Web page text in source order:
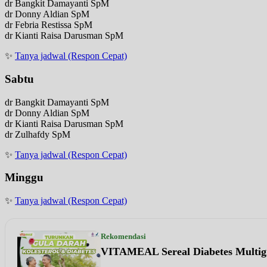
dr Bangkit Damayanti SpM
dr Donny Aldian SpM
dr Febria Restissa SpM
dr Kianti Raisa Darusman SpM
✨ Tanya jadwal (Respon Cepat)
Sabtu
dr Bangkit Damayanti SpM
dr Donny Aldian SpM
dr Kianti Raisa Darusman SpM
dr Zulhafdy SpM
✨ Tanya jadwal (Respon Cepat)
Minggu
✨ Tanya jadwal (Respon Cepat)
Rekomendasi
VITAMEAL Sereal Diabetes